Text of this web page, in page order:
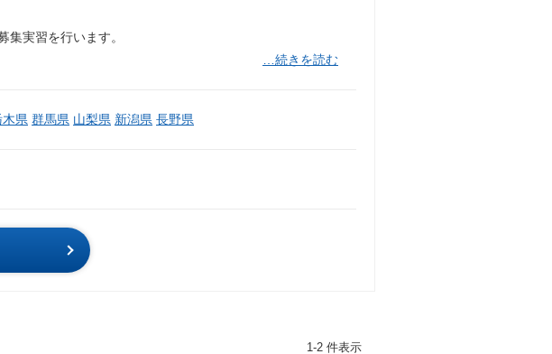
集実習を行います。
…続きを読む
木県 群馬県 山梨県 新潟県 長野県
1-2 件表示